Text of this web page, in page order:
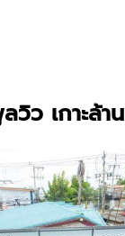
วิว เกาะล้าน